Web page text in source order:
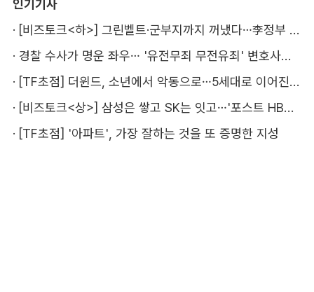
인기기사
·
[비즈토크<하>] 그린벨트·군부지까지 꺼냈다…李정부 '공급 속도전' 통할까
·
경찰 수사가 명운 좌우… '유전무죄 무전유죄' 변호사비 부담 우려
·
[TF초점] 더윈드, 소년에서 악동으로…5세대로 이어진 지코·박경
·
[비즈토크<상>] 삼성은 쌓고 SK는 잇고…'포스트 HBM' 주도권 누가 잡을까
· [TF초점] '아파트', 가장 잘하는 것을 또 증명한 지성